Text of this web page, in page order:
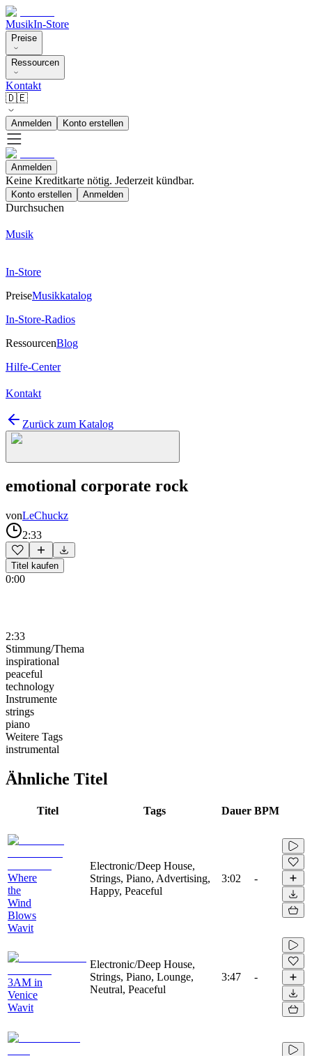
MusikIn-Store
Preise
Ressourcen
Kontakt
🇩🇪
Anmelden Konto erstellen
Anmelden
Keine Kreditkarte nötig. Jederzeit kündbar.
Konto erstellen Anmelden
Durchsuchen
Musik
In-Store
PreiseMusikkatalog
In-Store-Radios
RessourcenBlog
Hilfe-Center
Kontakt
Zurück zum Katalog
emotional corporate rock
vonLeChuckz
2:33
Titel kaufen
0:00
2:33
Stimmung/Thema
inspirational
peaceful
technology
Instrumente
strings
piano
Weitere Tags
instrumental
Ähnliche Titel
Titel Tags Dauer BPM
Where
the
Wind
Blows
Wavit
Electronic/Deep House,
Strings, Piano, Advertising,
Happy, Peaceful
3:02 -
3AM in
Venice
Wavit
Electronic/Deep House,
Strings, Piano, Lounge,
Neutral, Peaceful
3:47 -